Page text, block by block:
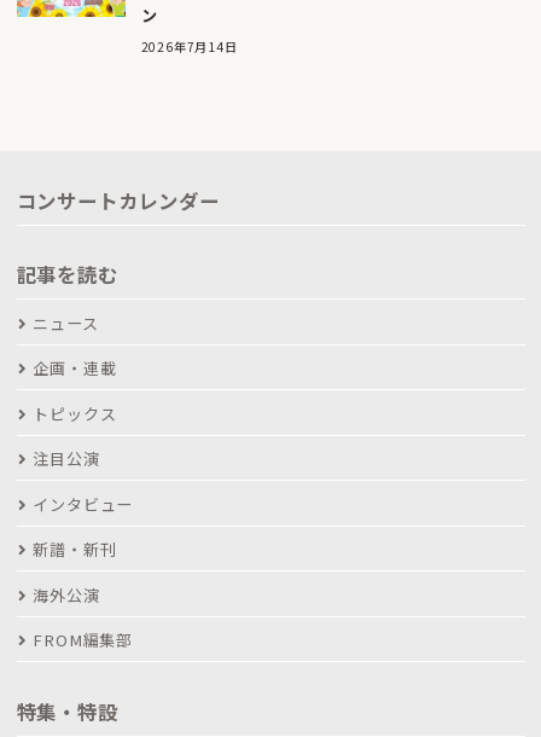
ン
2026年7月14日
コンサートカレンダー
記事を読む
ニュース
企画・連載
トピックス
注目公演
インタビュー
新譜・新刊
海外公演
FROM編集部
特集・特設